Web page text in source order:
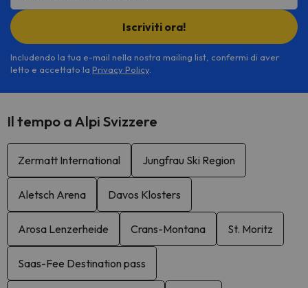
Iscriviti ora!
Includendo la tua e-mail nella nostra mailing list, confermi di aver
letto e accettato la Privacy Policy.
Il tempo a Alpi Svizzere
Zermatt International Jungfrau Ski Region
Aletsch Arena Davos Klosters
Arosa Lenzerheide Crans-Montana St. Moritz
Saas-Fee Destination pass